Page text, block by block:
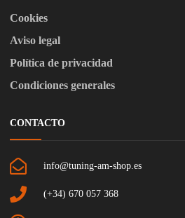
Cookies
Aviso legal
Política de privacidad
Condiciones generales
CONTACTO
info@tuning-am-shop.es
(+34) 670 057 368